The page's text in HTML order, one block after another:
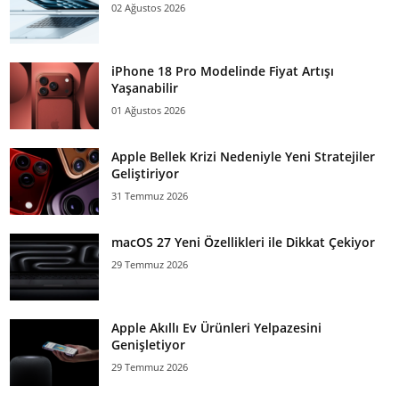
02 Ağustos 2026
iPhone 18 Pro Modelinde Fiyat Artışı
Yaşanabilir
01 Ağustos 2026
Apple Bellek Krizi Nedeniyle Yeni Stratejiler
Geliştiriyor
31 Temmuz 2026
macOS 27 Yeni Özellikleri ile Dikkat Çekiyor
29 Temmuz 2026
Apple Akıllı Ev Ürünleri Yelpazesini
Genişletiyor
29 Temmuz 2026